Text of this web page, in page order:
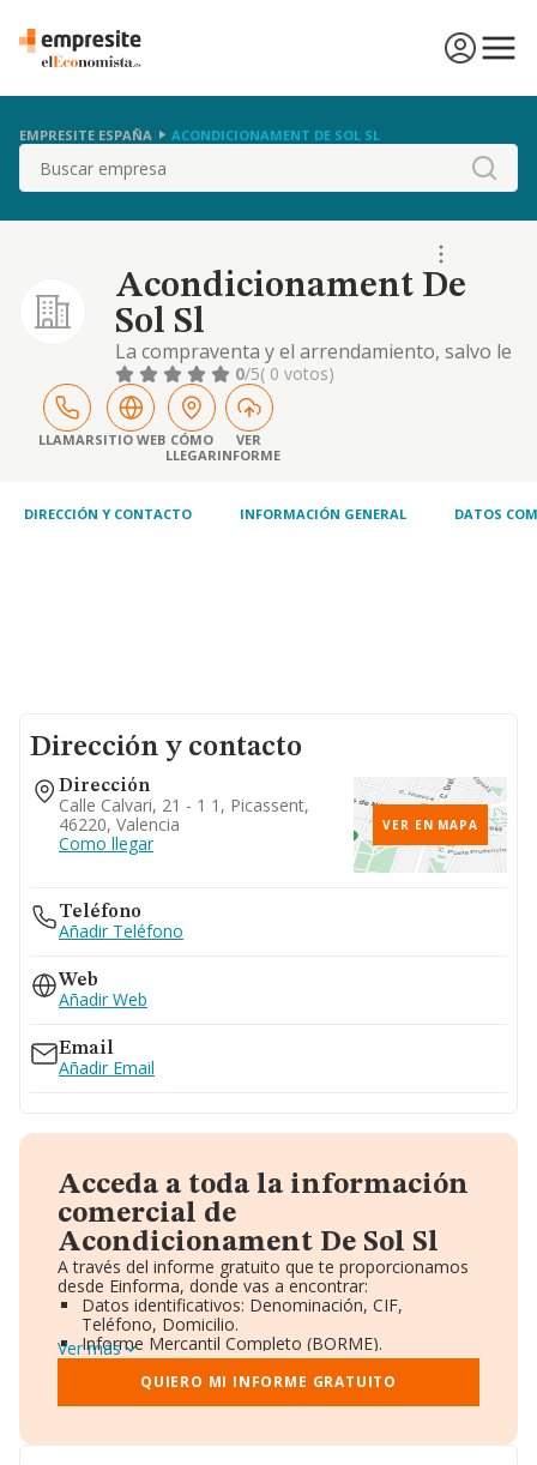
EMPRESITE ESPAÑA ACONDICIONAMENT DE SOL SL
Buscar
Acondicionament De
Sol Sl
La compraventa y el arrendamiento, salvo le
financiero de fincas rusticas y urbanas.
0/5( 0 votos)
LLAMARSITIO WEB CÓMO
LLEGAR
VER
INFORME
DIRECCIÓN Y CONTACTO INFORMACIÓN GENERAL DATOS
Dirección y contacto
Dirección
Calle Calvari, 21 - 1 1, Picassent,
46220, Valencia
Como llegar
VER EN MAPA
Teléfono
Añadir Teléfono
Web
Añadir Web
Email
Añadir Email
Acceda a toda la información
comercial de
Acondicionament De Sol Sl
A través del informe gratuito que te proporcionamos
desde Einforma, donde vas a encontrar:
Datos identificativos: Denominación, CIF,
Teléfono, Domicilio.
Informe Mercantil Completo (BORME).
Gráficos de Evolución Ventas y Empleados.
Consejo de Administración y Administradores.
Directivos y Ejecutivos.
Ver más
QUIERO MI INFORME GRATUITO